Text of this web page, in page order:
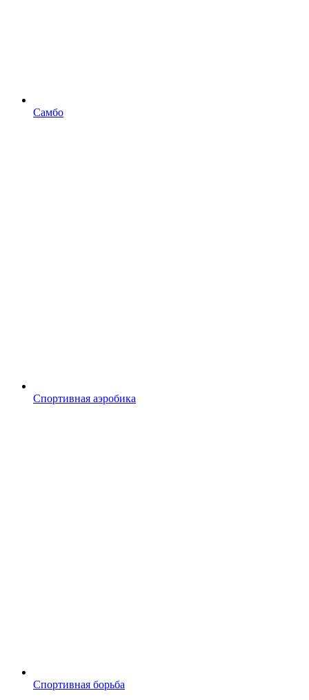
Самбо
Спортивная аэробика
Спортивная борьба